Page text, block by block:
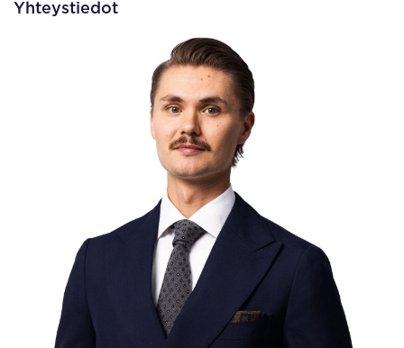
Yhteystiedot